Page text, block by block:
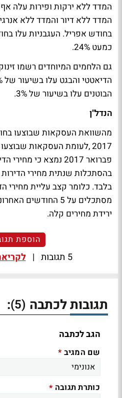
בחודש אפריל. העגבניות עלו
כמעט 24%.
גם הלחמים המיוחדים רשמו
הבוטנים עלו בשיעור של 3%.
הנדל"ן
בלבד. כלומר קצב עליית מחירי
מסתכלים על 5
ירידת מחירים קלה.
הוספת
5 תגובות |
תגובות לכתבה (5)
:
הגב לכתבה
שם המגיב *
כותרת תגובה *